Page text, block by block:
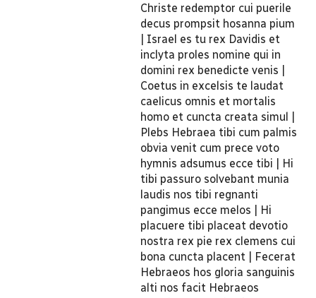
Christe redemptor cui puerile
decus prompsit hosanna pium
| Israel es tu rex Davidis et
inclyta proles nomine qui in
domini rex benedicte venis |
Coetus in excelsis te laudat
caelicus omnis et mortalis
homo et cuncta creata simul |
Plebs Hebraea tibi cum palmis
obvia venit cum prece voto
hymnis adsumus ecce tibi | Hi
tibi passuro solvebant munia
laudis nos tibi regnanti
pangimus ecce melos | Hi
placuere tibi placeat devotio
nostra rex pie rex clemens cui
bona cuncta placent | Fecerat
Hebraeos hos gloria sanguinis
alti nos facit Hebraeos